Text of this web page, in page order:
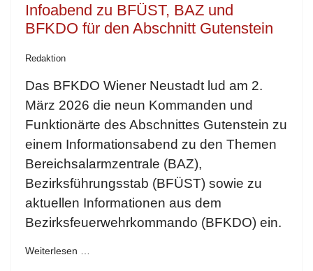
Infoabend zu BFÜST, BAZ und
BFKDO für den Abschnitt Gutenstein
Redaktion
Das BFKDO Wiener Neustadt lud am 2.
März 2026 die neun Kommanden und
Funktionärte des Abschnittes Gutenstein zu
einem Informationsabend zu den Themen
Bereichsalarmzentrale (BAZ),
Bezirksführungsstab (BFÜST) sowie zu
aktuellen Informationen aus dem
Bezirksfeuerwehrkommando (BFKDO) ein.
Weiterlesen …